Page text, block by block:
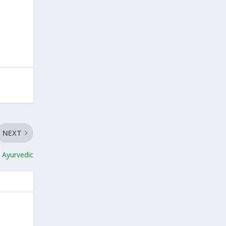
NEXT
Ayurvedic